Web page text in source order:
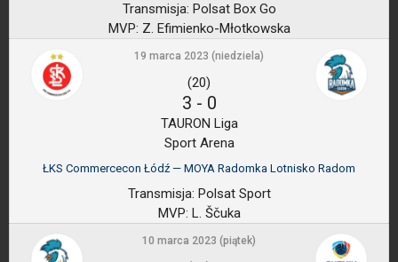
Transmisja: Polsat Box Go
MVP: Z. Efimienko-Młotkowska
19 marca 2023 (niedziela)
(20)
3 - 0
TAURON Liga
Sport Arena
ŁKS Commercecon Łódź — MOYA Radomka Lotnisko Radom
Transmisja: Polsat Sport
MVP: L. Ščuka
10 marca 2023 (piątek)